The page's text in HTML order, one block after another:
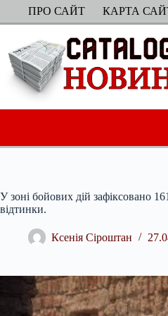
ПерейтиПРО САЙТ КАРТА
У зоні бойових дій зафіксовано
відтинки.
Ксенія Сіроштан